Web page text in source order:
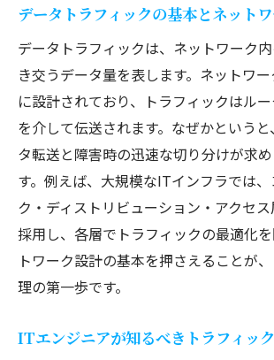
トラフィックが多い 意味とそ
ネットワークトラフィックの
法
ITエンジニア必見のトラフィ
トラフィックデータとは何か
トラフィックデータ活用で業務効
法
ITエンジニアが提案するトラ
タ分析術
トラフィックデータ活用で業
現
ITトラフィック解析がもたら
データトラフィックの基本とネット
データトラフィックは、ネットワーク
き交うデータ量を表します。ネットワ
に設計されており、トラフィックはル
を介して伝送されます。なぜかという
タ転送と障害時の迅速な切り分けが求
す。例えば、大規模なITインフラでは
ク・ディストリビューション・アクセ
採用し、各層でトラフィックの最適化
トワーク設計の基本を押さえることが
理の第一歩です。
ITエンジニアが知るべきトラフィッ